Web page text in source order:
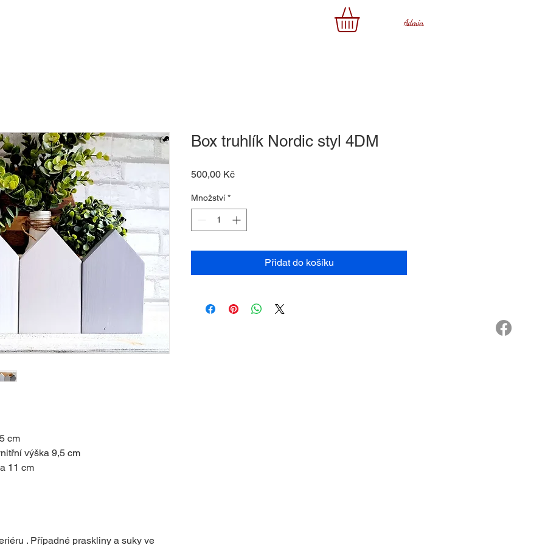
Admin
cm
výška 9,5 cm
11 cm
. Případné praskliny a suky ve
Box truhlík Nordic styl 4DM
500,00 KčCena
Množství *
Přidat do košíku